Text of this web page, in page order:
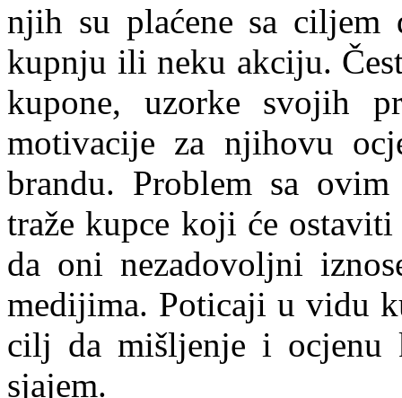
njih su plaćene sa ciljem
kupnju ili neku akciju.
kupone, uzorke svojih
motivacije za njihovu
brandu. Problem sa
traže kupce koji će
da oni nezadovoljni
medijima. Poticaji u vidu
cilj da mišljenje i ocjenu
sjajem.